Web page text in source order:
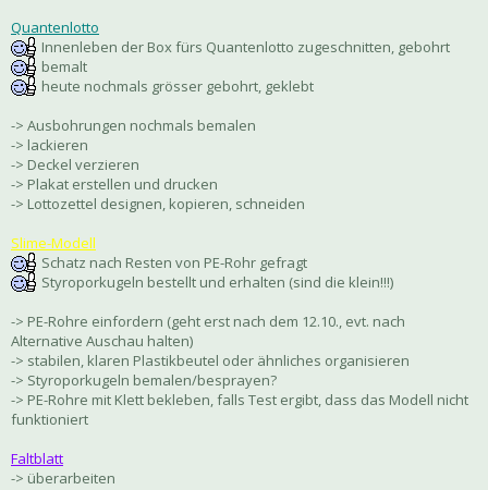
Quantenlotto
Innenleben der Box fürs Quantenlotto zugeschnitten, gebohrt
bemalt
heute nochmals grösser gebohrt, geklebt
-> Ausbohrungen nochmals bemalen
-> lackieren
-> Deckel verzieren
-> Plakat erstellen und drucken
-> Lottozettel designen, kopieren, schneiden
Slime-Modell
Schatz nach Resten von PE-Rohr gefragt
Styroporkugeln bestellt und erhalten (sind die klein!!!)
-> PE-Rohre einfordern (geht erst nach dem 12.10., evt. nach
Alternative Auschau halten)
-> stabilen, klaren Plastikbeutel oder ähnliches organisieren
-> Styroporkugeln bemalen/besprayen?
-> PE-Rohre mit Klett bekleben, falls Test ergibt, dass das Modell nicht
funktioniert
Faltblatt
-> überarbeiten